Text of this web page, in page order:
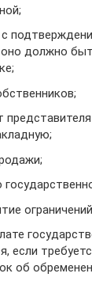
должно
если
об